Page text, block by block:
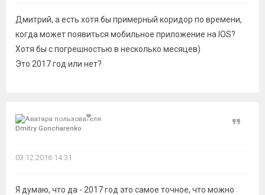
Дмитрий, а есть хотя бы примерный коридор по времени,
когда может появиться мобильное приложение на IOS?
Хотя бы с погрешностью в несколько месяцев)
Это 2017 год или нет?
Dmitry Goncharenko
Цитата
03.12.2016 14:31
Я думаю, что да - 2017 год это самое точное, что можно